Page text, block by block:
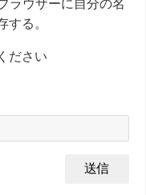
ラウザーに自分の名
する。
ださい